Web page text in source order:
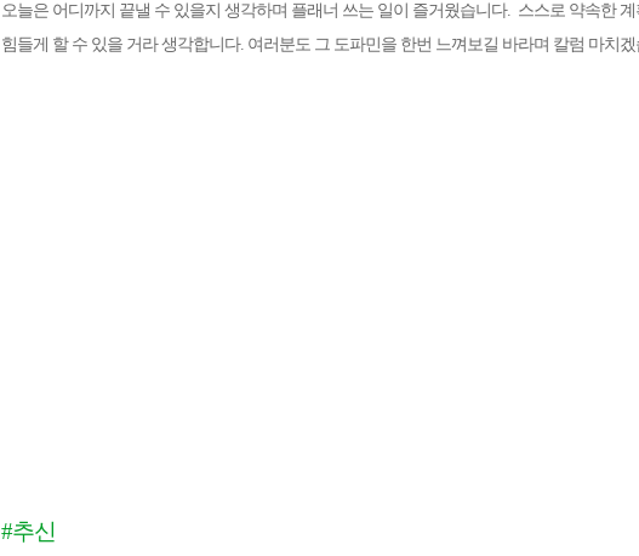
오늘은 어디까지 끝낼 수 있을지 생각하며 플래너 쓰는 일이 즐거웠습니다. 스스로 약속한
힘들게 할 수 있을 거라 생각합니다. 여러분도 그 도파민을 한번 느껴보길 바라며 칼럼 마치
#추신